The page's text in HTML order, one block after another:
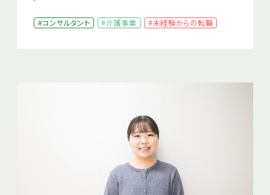
#コンサルタント #介護事業 #未経験からの転職